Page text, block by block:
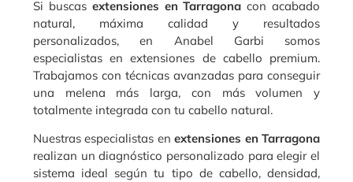
Si buscas extensiones en Tarragona con acabado
natural, máxima calidad y resultados
personalizados, en Anabel Garbi somos
especialistas en extensiones de cabello premium.
Trabajamos con técnicas avanzadas para conseguir
una melena más larga, con más volumen y
totalmente integrada con tu cabello natural.
Nuestras especialistas enextensiones en Tarragona
realizan un diagnóstico personalizado para elegir el
sistema ideal según tu tipo de cabello, densidad,